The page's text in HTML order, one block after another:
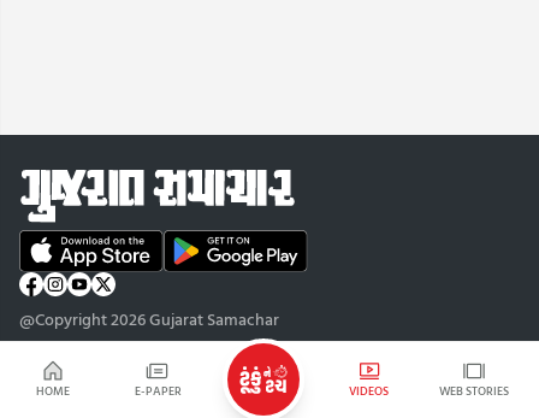
HOME E-PAPER VIDEOS WEB STORIES
@Copyright 2026 Gujarat Samachar